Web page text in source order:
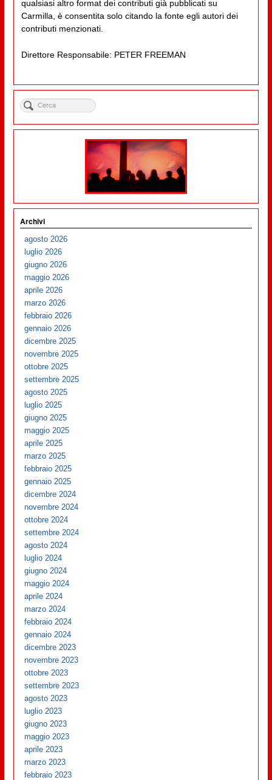
qualsiasi altro format dei contributi già pubblicati su
Carmilla, è consentita solo citando la fonte egli autori dei
contributi menzionati.
Direttore Responsabile: PETER FREEMAN
Archivi
agosto 2026
luglio 2026
giugno 2026
maggio 2026
aprile 2026
marzo 2026
febbraio 2026
gennaio 2026
dicembre 2025
novembre 2025
ottobre 2025
settembre 2025
agosto 2025
luglio 2025
giugno 2025
maggio 2025
aprile 2025
marzo 2025
febbraio 2025
gennaio 2025
dicembre 2024
novembre 2024
ottobre 2024
settembre 2024
agosto 2024
luglio 2024
giugno 2024
maggio 2024
aprile 2024
marzo 2024
febbraio 2024
gennaio 2024
dicembre 2023
novembre 2023
ottobre 2023
settembre 2023
agosto 2023
luglio 2023
giugno 2023
maggio 2023
aprile 2023
marzo 2023
febbraio 2023